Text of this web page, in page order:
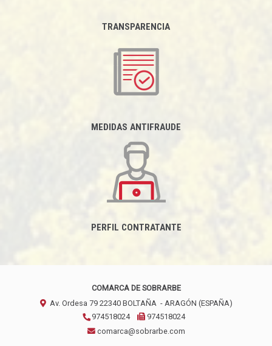
TRANSPARENCIA
MEDIDAS ANTIFRAUDE
PERFIL CONTRATANTE
COMARCA DE SOBRARBE
Av. Ordesa 79 22340 BOLTAÑA - ARAGÓN (ESPAÑA)
974518024
974518024
comarca@sobrarbe.com